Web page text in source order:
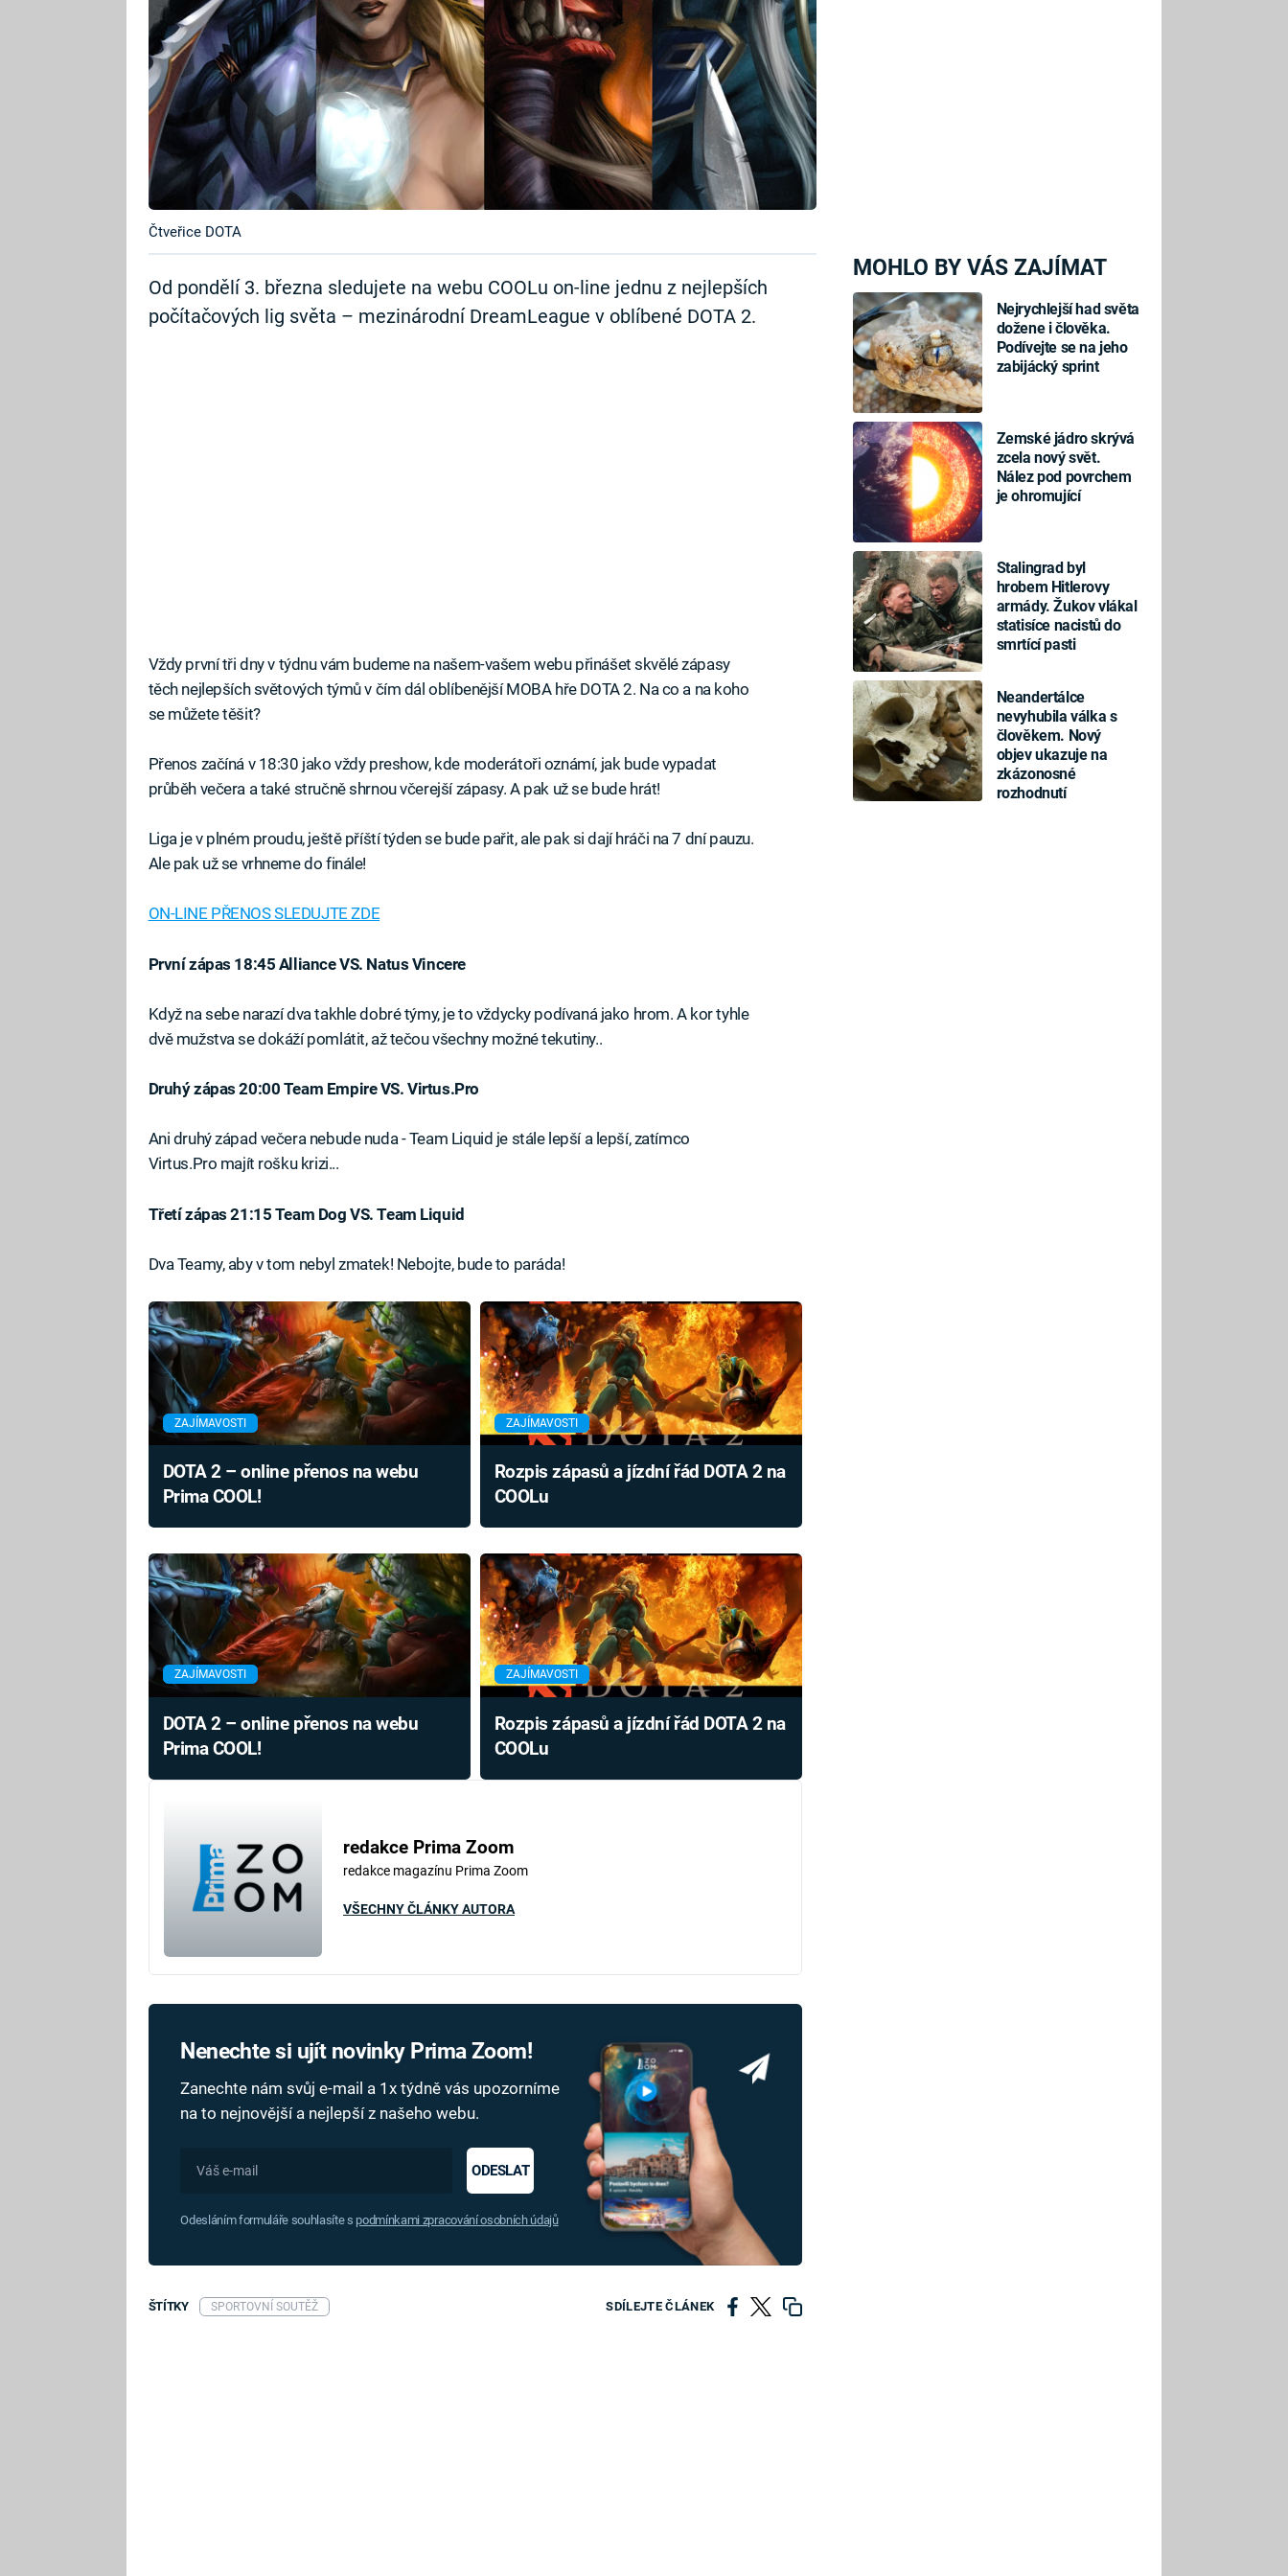
MOHLO BY VÁS ZAJÍMAT
Nejrychlejší had světa
dožene i člověka.
Podívejte se na jeho
zabijácký sprint
Zemské jádro skrývá
zcela nový svět.
Nález pod povrchem
je ohromující
Stalingrad byl
hrobem Hitlerovy
armády. Žukov vlákal
statisíce nacistů do
smrtící pasti
Neandertálce
nevyhubila válka s
člověkem. Nový
objev ukazuje na
zkázonosné
rozhodnutí
Čtveřice DOTA
Od pondělí 3. března sledujete na webu COOLu on-line jednu z nejlepších
počítačových lig světa – mezinárodní DreamLeague v oblíbené DOTA 2.
Vždy první tři dny v týdnu vám budeme na našem-vašem webu přinášet skvělé zápasy
těch nejlepších světových týmů v čím dál oblíbenější MOBA hře DOTA 2. Na co a na koho
se můžete těšit?
Přenos začíná v 18:30 jako vždy preshow, kde moderátoři oznámí, jak bude vypadat
průběh večera a také stručně shrnou včerejší zápasy. A pak už se bude hrát!
Liga je v plném proudu, ještě příští týden se bude pařit, ale pak si dají hráči na 7 dní pauzu.
Ale pak už se vrhneme do finále!
ON-LINE PŘENOS SLEDUJTE ZDE
První zápas 18:45 Alliance VS. Natus Vincere
Když na sebe narazí dva takhle dobré týmy, je to vždycky podívaná jako hrom. A kor tyhle
dvě mužstva se dokáží pomlátit, až tečou všechny možné tekutiny..
Druhý zápas 20:00 Team Empire VS. Virtus.Pro
Ani druhý západ večera nebude nuda - Team Liquid je stále lepší a lepší, zatímco
Virtus.Pro majít rošku krizi...
Třetí zápas 21:15 Team Dog VS. Team Liquid
Dva Teamy, aby v tom nebyl zmatek! Nebojte, bude to paráda!
ZAJÍMAVOSTI
DOTA 2 – online přenos na webu
Prima COOL!
ZAJÍMAVOSTI
Rozpis zápasů a jízdní řád DOTA 2 na
COOLu
ZAJÍMAVOSTI
DOTA 2 – online přenos na webu
Prima COOL!
ZAJÍMAVOSTI
Rozpis zápasů a jízdní řád DOTA 2 na
COOLu
redakce Prima Zoom
redakce magazínu Prima Zoom
VŠECHNY ČLÁNKY AUTORA
Nenechte si ujít novinky Prima Zoom!
Zanechte nám svůj e-mail a 1x týdně vás upozorníme
na to nejnovější a nejlepší z našeho webu.
ODESLAT
Odesláním formuláře souhlasíte s podmínkami zpracování osobních údajů
SDÍLEJTE ČLÁNEK
ŠTÍTKY SPORTOVNÍ SOUTĚŽ